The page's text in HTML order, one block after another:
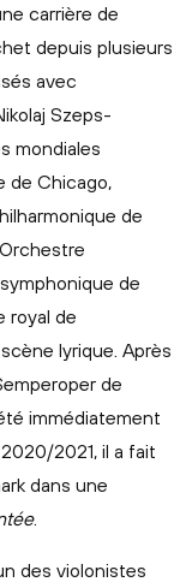
carrière de
depuis plusieurs
avec
Szeps-
mondiales
de Chicago,
de
de
royal de
lyrique. Après
de
immédiatement
2020/2021, il a fait
dans une
.
des violonistes